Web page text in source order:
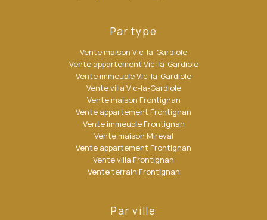
Par type
Vente maison Vic-la-Gardiole
Vente appartement Vic-la-Gardiole
Vente immeuble Vic-la-Gardiole
Vente villa Vic-la-Gardiole
Vente maison Frontignan
Vente appartement Frontignan
Vente immeuble Frontignan
Vente maison Mireval
Vente appartement Frontignan
Vente villa Frontignan
Vente terrain Frontignan
Par ville